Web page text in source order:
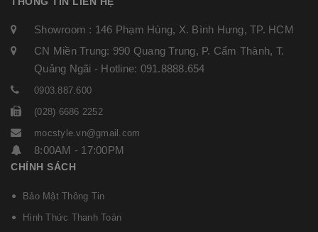
Showroom : 146 Phạm Hùng, X. Bình Hưng, TP. HCM
CN Miền Trung: 990 Quang Trung, P. Cẩm Thành, T.
Quảng Ngãi - Hotline: 091.8888.654
0903.887.600
(028) 6686 2252
mocstyle.vn@gmail.com
8:00AM - 17:00PM
CHÍNH SÁCH
Bảo Mật Thông Tin
Hình Thức Thanh Toán